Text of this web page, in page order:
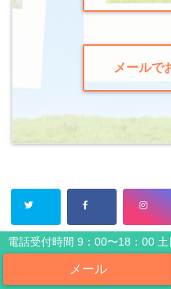
電話受付時間 9：00〜18：00
メールで
相続